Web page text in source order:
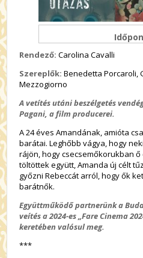
Rendező: Carolina Cavalli
Szereplők: Benedetta Porcaroli,
Mezzogiorno
A vetítés utáni beszélgetés
Pagani, a film producerei.
A 24 éves Amandának, amióta
barátai. Leghőbb vágya, hogy
rájön, hogy csecsemőkorukban
töltöttek együtt, Amanda új célt
győzni Rebeccát arról, hogy ők
barátnők.
Együttműködő partnerünk a
veítés a 2024-es „Fare Cinema
keretében valósul meg.
***